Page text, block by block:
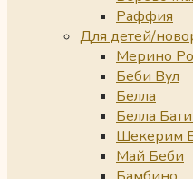
Раффия
Для детей/
Мерино
Беби Вул
Белла
Белла
Шекерим
Май Беби